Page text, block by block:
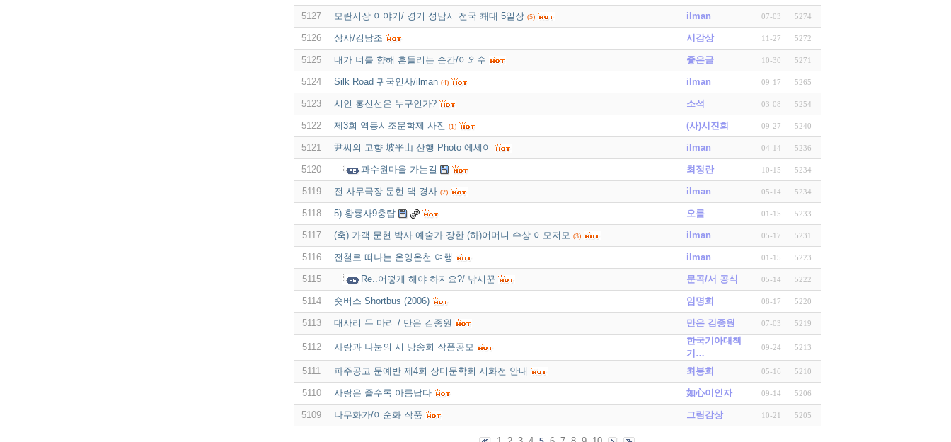
5127 모란시장 이야기/ 경기 성남시 전국 쵀대 5일장 (5) ilman 07-03 5274
5126 상사/김남조 시감상 11-27 5272
5125 내가 너를 향해 흔들리는 순간/이외수 좋은글 10-30 5271
5124 Silk Road 귀국인사/ilman (4) ilman 09-17 5265
5123 시인 홍신선은 누구인가? 소석 03-08 5254
5122 제3회 역동시조문학제 사진 (1) (사)시진회 09-27 5240
5121 尹씨의 고향 坡平山 산행 Photo 에세이 ilman 04-14 5236
5120 과수원마을 가는길 최정란 10-15 5234
5119 전 사무국장 문현 댁 경사 (2) ilman 05-14 5234
5118 5) 황룡사9충탑 오름 01-15 5233
5117 (축) 가객 문현 박사 예술가 장한 (하)어머니 수상 이모저모 (3) ilman 05-17 5231
5116 전철로 떠나는 온양온천 여행 ilman 01-15 5223
5115 Re..어떻게 해야 하지요?/ 낚시꾼 문곡/서 공식 05-14 5222
5114 숏버스 Shortbus (2006) 임명희 08-17 5220
5113 대사리 두 마리 / 만은 김종원 만은 김종원 07-03 5219
5112 사랑과 나눔의 시 낭송회 작품공모
한국기아대책
기…
09-24 5213
5111 파주공고 문예반 제4회 장미문학회 시화전 안내 최봉희 05-16 5210
5110 사랑은 줄수록 아름답다 如心이인자 09-14 5206
5109 나무화가/이순화 작품 그림감상 10-21 5205